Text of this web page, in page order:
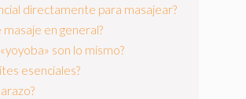
directamente para masajear?
en general?
son lo mismo?
esenciales?